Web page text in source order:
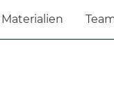
Materialien